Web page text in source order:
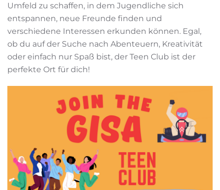
Umfeld zu schaffen, in dem Jugendliche sich
entspannen, neue Freunde finden und
verschiedene Interessen erkunden können. Egal,
ob du auf der Suche nach Abenteuern, Kreativität
oder einfach nur Spaß bist, der Teen Club ist der
perfekte Ort für dich!